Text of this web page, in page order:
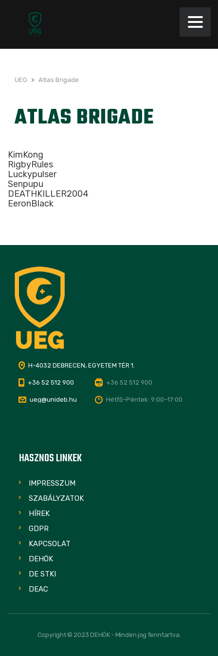
UEG > Atlas Brigade
ATLAS BRIGADE
KimKong
RigbyRules
Luckypulser
Senpupu
DEATHKILLER2004
EeronBlack
H-4032 DEBRECEN, EGYETEM TÉR 1.
+36 52 512 900 +36 52 512 900
ueg@unideb.hu Hétfő–Péntek: 9:00–17:00
HASZNOS LINKEK
IMPRESSZUM
SZABÁLYZATOK
HÍREK
GDPR
KAPCSOLAT
DEHÖK
DE STKI
DEAC
Copyright © 2023 DEHÖK - Minden jog fenntartva.